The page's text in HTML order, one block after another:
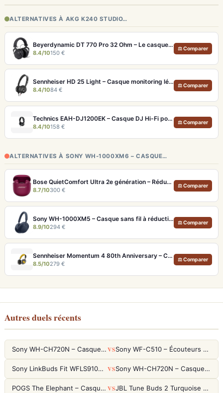
ALTERNATIVES À AKG K240 STUDIO…
Beyerdynamic DT 770 Pro 32 Ohm – Le casque studio fermé pour sources mobiles
8.4/10150 €
⚖ Comparer
Sennheiser HD 25 Light – Casque monitoring léger 140g pour DJ et studio
8.4/1084 €
⚖ Comparer
Technics EAH-DJ1200EK – Casque DJ Hi-Fi pour monitoring précis
8.4/10158 €
⚖ Comparer
ALTERNATIVES À SONY WH-1000XM6 – CASQUE…
Bose QuietComfort Ultra 2e génération – Réduction de bruit absolue et qualité d'appel IA
8.7/10300 €
⚖ Comparer
Sony WH-1000XM5 – Casque sans fil à réduction de bruit active et Hi-Res LDAC
8.9/10294 €
⚖ Comparer
Sennheiser Momentum 4 80th Anniversary – Casque Bluetooth édition limitée 60h
8.5/10279 €
⚖ Comparer
Autres duels récents
Sony WH-CH720N – Casque ANC 35h, Ultra-léger (192g) avec Processeur V1 VS Sony WF-C510 – Écouteurs True Wireless compacts, autonomie 22h et multipoint
Sony LinkBuds Fit WFLS910NW Blanc – Écouteurs Sport Ailes ANC VS Sony WH-CH720N – Casque ANC 35h, Ultra-léger (192g) avec Processeur V1
POGS The Elephant – Casque Filaire Enfants 85dB POGS-Safe™ (Éco-Responsable) VS JBL Tune Buds 2 Turquoise – Écouteurs True Wireless avec ANC et autonomie 48h